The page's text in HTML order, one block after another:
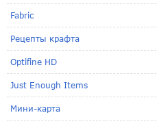
Fabric
Рецепты крафта
Optifine HD
Just Enough Items
Мини-карта